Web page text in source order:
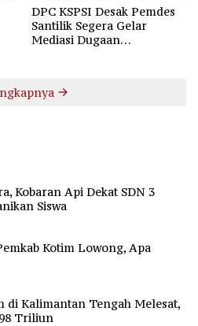
DPC KSPSI Desak Pemdes
Santilik Segera Gelar
Mediasi Dugaan
Kobaran Api Dekat SDN 3
Siswa
Kotim Lowong, Apa
di Kalimantan Tengah Melesat,
Triliun